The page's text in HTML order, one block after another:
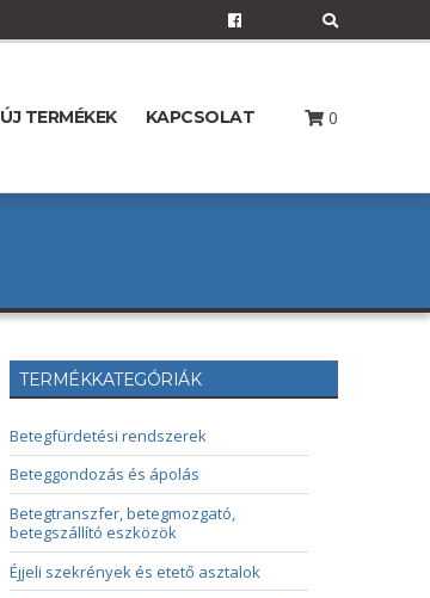
E
x
r
m
ÚJ TERMÉKEK KAPCSOLAT 0
TERMÉKKATEGÓRIÁK
Betegfürdetési rendszerek
Beteggondozás és ápolás
Betegtranszfer, betegmozgató,
betegszállító eszközök
Éjjeli szekrények és etető asztalok